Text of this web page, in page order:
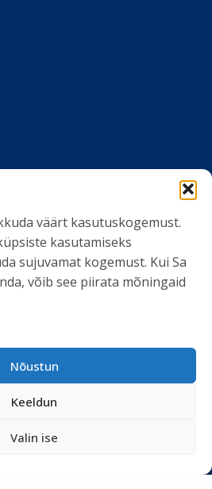
väärt kasutuskogemust.
kasutamiseks
sujuvamat kogemust. Kui Sa
võib see piirata mõningaid
Nõustun
Keeldun
Valin ise
Peame kinni